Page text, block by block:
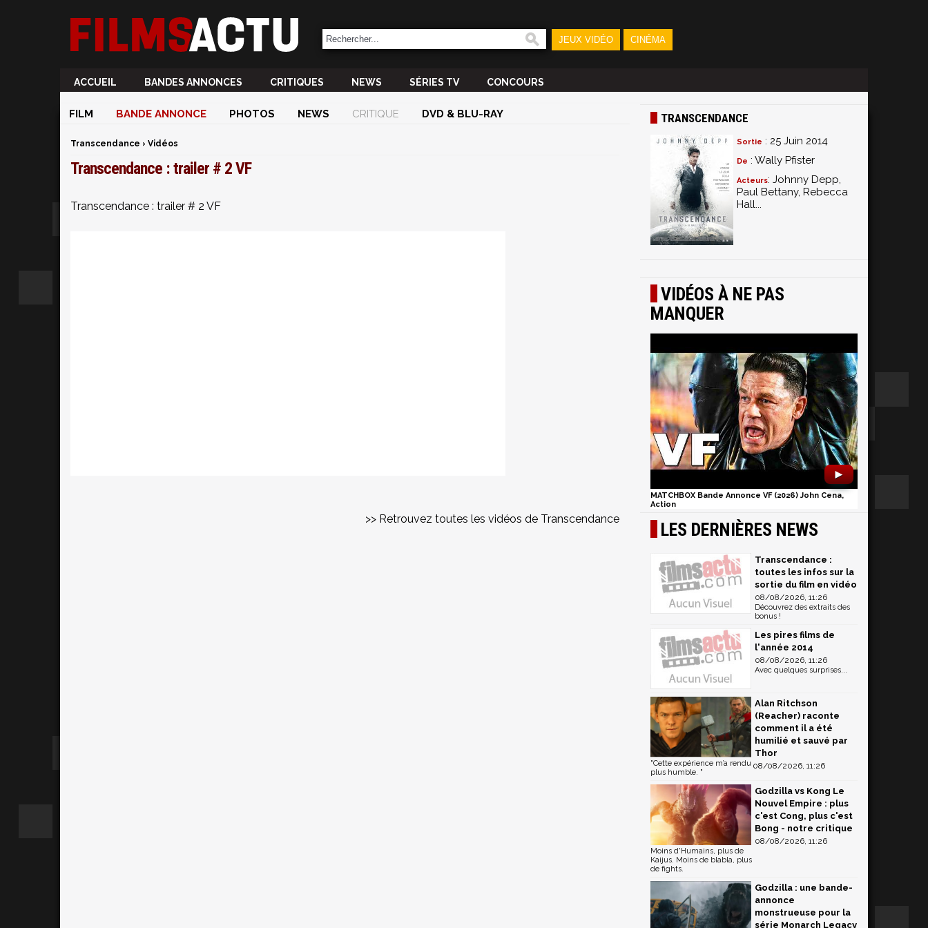
JEUX VIDÉO CINÉMA
ACCUEIL BANDES ANNONCES CRITIQUES NEWS SÉRIES TV CONCOURS
FILM BANDE ANNONCE PHOTOS NEWS CRITIQUE DVD & BLU-RAY
Transcendance › Vidéos
Transcendance : trailer # 2 VF
Transcendance : trailer # 2 VF
>> Retrouvez toutes les vidéos de Transcendance
TRANSCENDANCE
Sortie : 25 Juin 2014
De : Wally Pfister
Acteurs: Johnny Depp,
Paul Bettany, Rebecca
Hall...
VIDÉOS À NE PAS
MANQUER
►
MATCHBOX Bande Annonce VF (2026) John Cena,
Action
LES DERNIÈRES NEWS
Transcendance :
toutes les infos sur la
sortie du film en vidéo
08/08/2026, 11:26
Découvrez des extraits des
bonus !
Les pires films de
l'année 2014
08/08/2026, 11:26
Avec quelques surprises...
Alan Ritchson
(Reacher) raconte
comment il a été
humilié et sauvé par
Thor
08/08/2026, 11:26
"Cette expérience m’a rendu
plus humble. "
Godzilla vs Kong Le
Nouvel Empire : plus
c'est Cong, plus c'est
Bong - notre critique
08/08/2026, 11:26
Moins d'Humains, plus de
Kaijus. Moins de blabla, plus
de fights.
Godzilla : une bande-
annonce
monstrueuse pour la
série Monarch Legacy